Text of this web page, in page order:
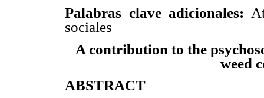
Palabras clave adicionales:
sociales
A contribution to the
weed
ABSTRACT